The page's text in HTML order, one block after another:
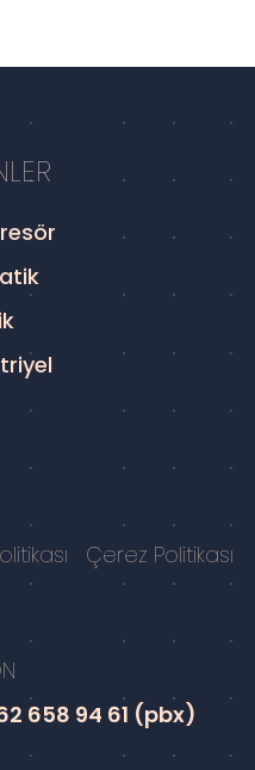
Çerez Politikası
658 94 61 (pbx)